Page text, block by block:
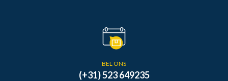
BEL ONS
(+31) 523 649235